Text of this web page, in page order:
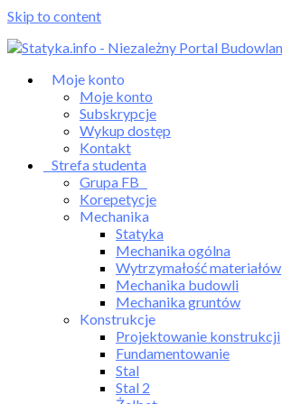
Skip to content
Moje konto
Moje konto
Subskrypcje
Wykup dostęp
Kontakt
Strefa studenta
Grupa FB
Korepetycje
Mechanika
Statyka
Mechanika ogólna
Wytrzymałość materiałów
Mechanika budowli
Mechanika gruntów
Konstrukcje
Projektowanie konstrukcji
Fundamentowanie
Stal
Stal 2